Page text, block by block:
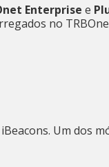
Enterprise e
no
Um dos